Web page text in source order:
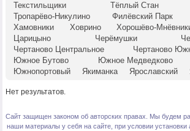
Текстильщики
Тёплый Стан
Тропарёво-Никулино
Филёвский Парк
Хамовники
Ховрино Хорошёво-
Царицыно
Черёмушки
Чертаново Центральное
Чертаново
Южное Бутово
Южное Медведково
Южнопортовый
Якиманка Ярославский
Нет результатов.
Сайт защищен законом об авторских правах. Мы будем
наши материалы у себя на сайте, при условии установки